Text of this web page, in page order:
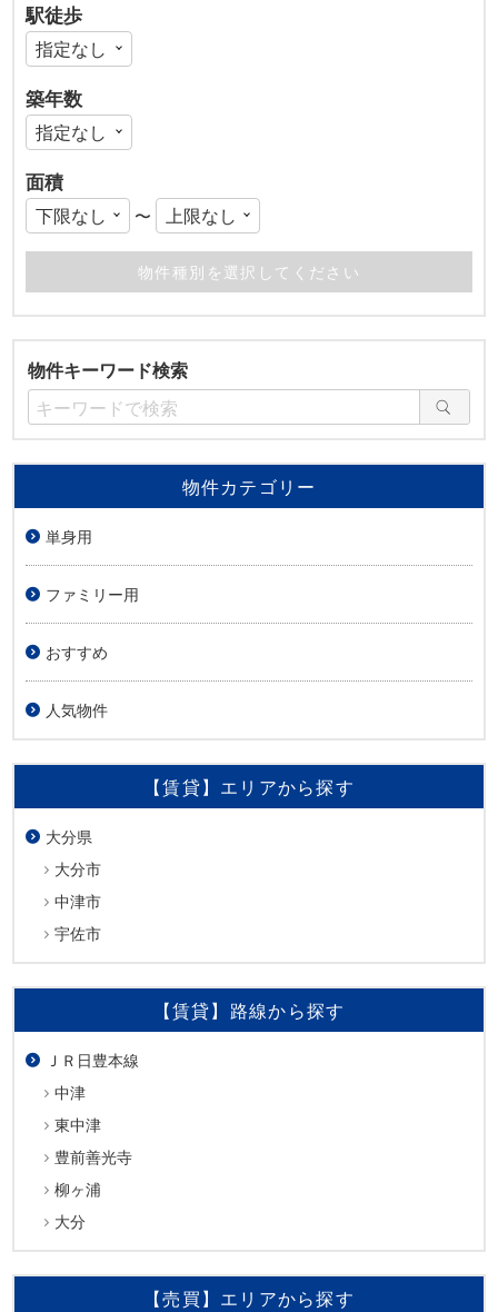
駅徒歩
築年数
面積
〜
物件キーワード検索
物件カテゴリー
単身用
ファミリー用
おすすめ
人気物件
【賃貸】エリアから探す
大分県
大分市
中津市
宇佐市
【賃貸】路線から探す
ＪＲ日豊本線
中津
東中津
豊前善光寺
柳ヶ浦
大分
【売買】エリアから探す